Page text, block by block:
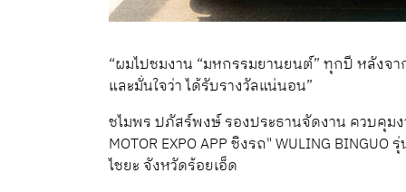
“ผมไปชมงาน “มหกรรมยานยนต์” ทุกปี หลังจา
และมั่นใจว่า ได้รับรางวัลแน่นอน”
ชไมพร ปภัสร์พงษ์ รองประธานจัดงาน ควบคุม
MOTOR EXPO APP ชิงรถ" WULING
ไชยะ จังหวัดร้อยเอ็ด